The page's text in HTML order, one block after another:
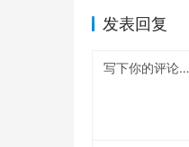
发表回复